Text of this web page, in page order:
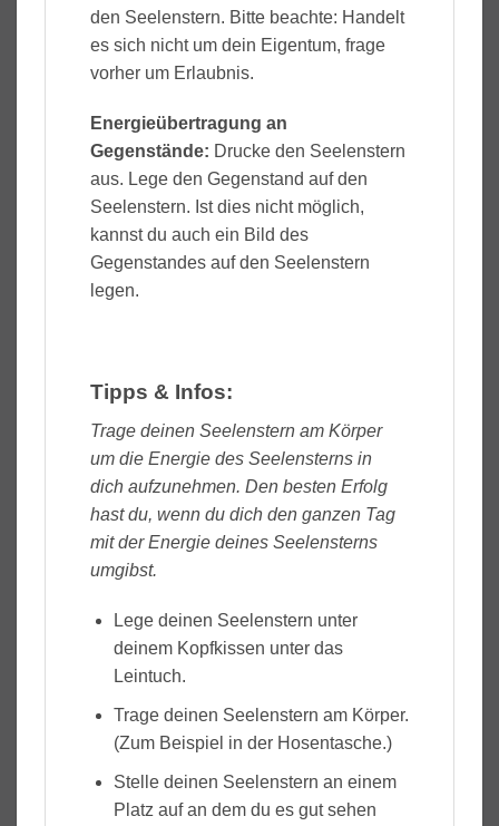
den Seelenstern. Bitte beachte: Handelt
es sich nicht um dein Eigentum, frage
vorher um Erlaubnis.
Energieübertragung an
Gegenstände: Drucke den Seelenstern
aus. Lege den Gegenstand auf den
Seelenstern. Ist dies nicht möglich,
kannst du auch ein Bild des
Gegenstandes auf den Seelenstern
legen.
Tipps & Infos:
Trage deinen Seelenstern am Körper
um die Energie des Seelensterns in
dich aufzunehmen. Den besten Erfolg
hast du, wenn du dich den ganzen Tag
mit der Energie deines Seelensterns
umgibst.
Lege deinen Seelenstern unter
deinem Kopfkissen unter das
Leintuch.
Trage deinen Seelenstern am Körper.
(Zum Beispiel in der Hosentasche.)
Stelle deinen Seelenstern an einem
Platz auf an dem du es gut sehen